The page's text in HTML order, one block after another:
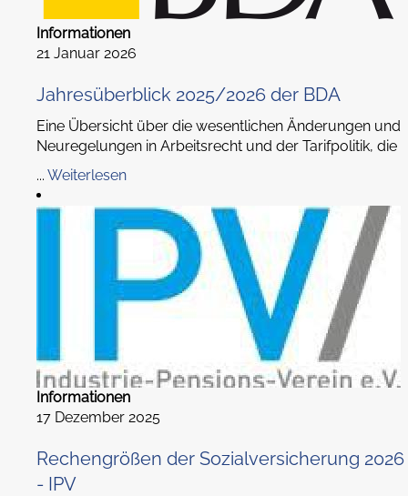
Informationen
21 Januar 2026
Jahresüberblick 2025/2026 der BDA
Eine Übersicht über die wesentlichen Änderungen und
Neuregelungen in Arbeitsrecht und der Tarifpolitik, die
... Weiterlesen
Informationen
17 Dezember 2025
Rechengrößen der Sozialversicherung 2026
- IPV